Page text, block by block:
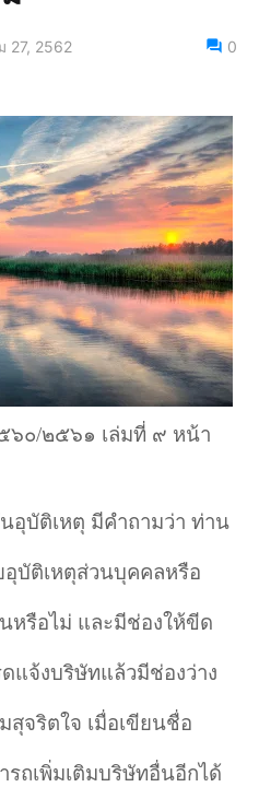
27, 2562 0
๖๐/๒๕๖๑ เล่มที่ ๙ หน้า
อุบัติเหตุ มีคำถามว่า ท่าน
บัติเหตุส่วนบุคคลหรือ
หรือไม่ และมีช่องให้ขีด
แจ้งบริษัทแล้วมีช่องว่าง
สุจริตใจ เมื่อเขียนชื่อ
รถเพิ่มเติมบริษัทอื่นอีกได้